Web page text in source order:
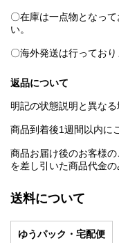
〇在庫は一点物となっ
い。
〇海外発送は行っており
返品について
明記の状態説明と異なる
商品到着後1週間以内に
商品お届け後のお客様
を差し引いた商品代金の
送料について
ゆうパック・宅配便